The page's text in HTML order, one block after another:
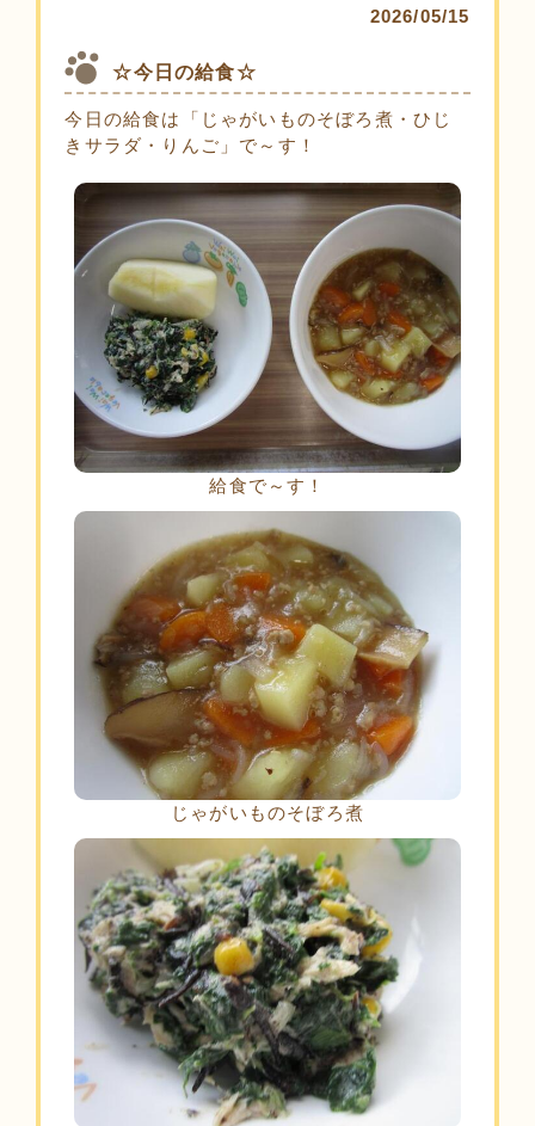
2026/05/15
☆今日の給食☆
今日の給食は「じゃがいものそぼろ煮・ひじ
きサラダ・りんご」で～す！
給食で～す！
じゃがいものそぼろ煮